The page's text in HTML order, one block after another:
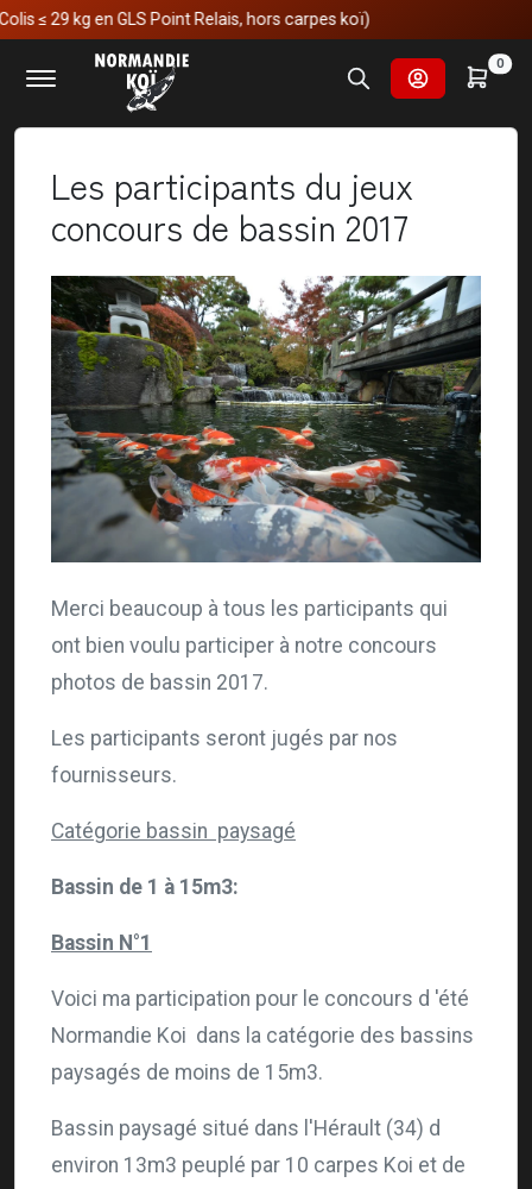
Point Relais, hors carpes koï)
0
Accueil
Actualités
Les participants du jeux concours de bassin 2017
Les participants du jeux
concours de bassin 2017
Merci beaucoup à tous les participants qui
ont bien voulu participer à notre concours
photos de bassin 2017.
Les participants seront jugés par nos
fournisseurs.
Catégorie bassin paysagé
Bassin de 1 à 15m3:
Bassin N°1
Voici ma participation pour le concours d 'été
Normandie Koi dans la catégorie des bassins
paysagés de moins de 15m3.
Bassin paysagé situé dans l'Hérault (34) d
environ 13m3 peuplé par 10 carpes Koi et de